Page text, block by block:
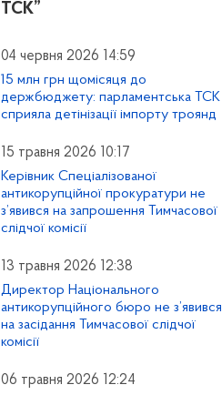
ТСК”
04 червня 2026 14:59
15 млн грн щомісяця до
держбюджету: парламентська ТСК
сприяла детінізації імпорту троянд
15 травня 2026 10:17
Керівник Спеціалізованої
антикорупційної прокуратури не
з’явився на запрошення Тимчасової
слідчої комісії
13 травня 2026 12:38
Директор Національного
антикорупційного бюро не з’явився
на засідання Тимчасової слідчої
комісії
06 травня 2026 12:24